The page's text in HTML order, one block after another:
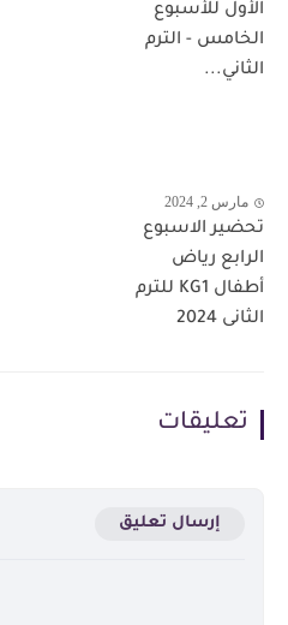
الأول للأسبوع
الخامس - الترم
الثاني...
مارس 2, 2024
تحضير الاسبوع
الرابع رياض
أطفال KG1 للترم
الثانى 2024
تعليقات
إرسال تعليق